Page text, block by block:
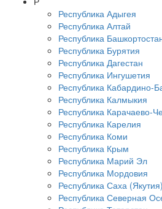
Республика Адыгея
Республика Алтай
Республика
Республика Бурятия
Республика Дагестан
Республика Ингушетия
Республика Кабардино-
Республика Калмыкия
Республика Карачаево-
Республика Карелия
Республика Коми
Республика Крым
Республика Марий Эл
Республика Мордовия
Республика Саха (Якутия)
Республика Северная